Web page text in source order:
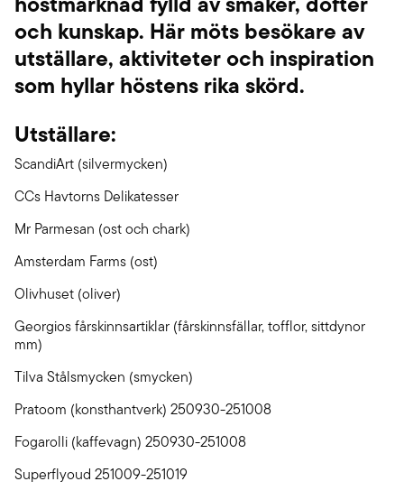
och kunskap. Här möts besökare av
utställare, aktiviteter och inspiration
som hyllar höstens rika skörd.
Utställare:
ScandiArt (silvermycken)
CCs Havtorns Delikatesser
Mr Parmesan (ost och chark)
Amsterdam Farms (ost)
Olivhuset (oliver)
Georgios fårskinnsartiklar (fårskinnsfällar, tofflor, sittdynor
mm)
Tilva Stålsmycken (smycken)
Pratoom (konsthantverk) 250930-251008
Fogarolli (kaffevagn) 250930-251008
Superflyoud 251009-251019